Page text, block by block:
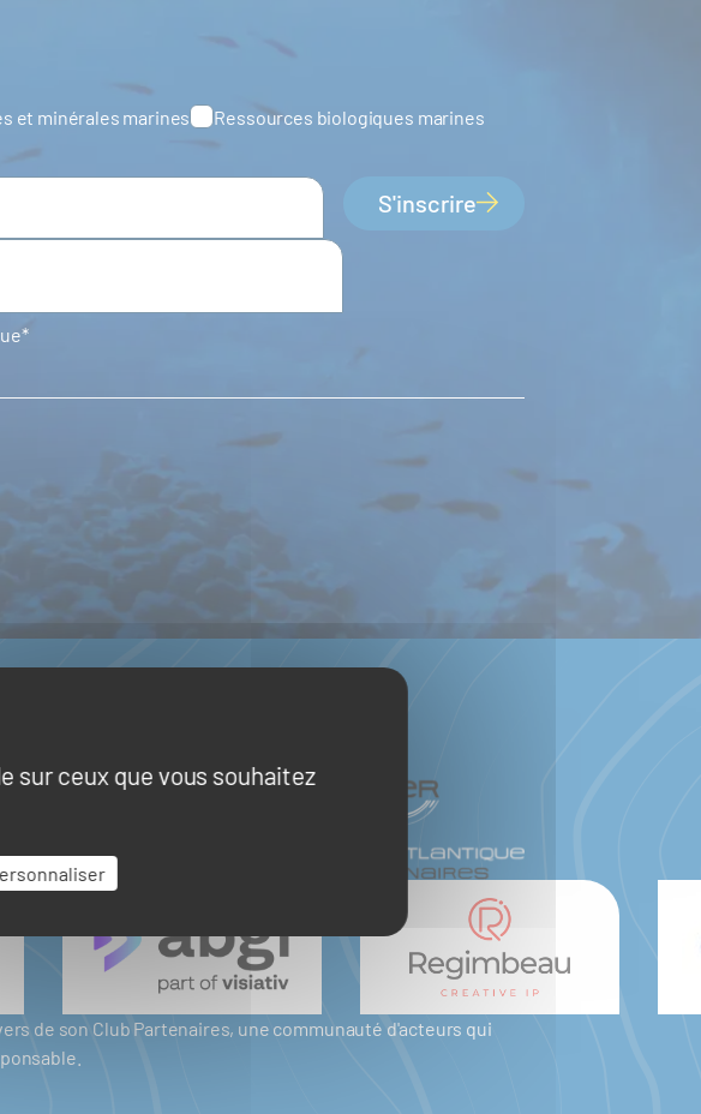
sur ceux que vous souhaitez
et minérales marines
Ressources biologiques marines
S'inscrire
de son Club Partenaires, une communauté d'acteurs qui